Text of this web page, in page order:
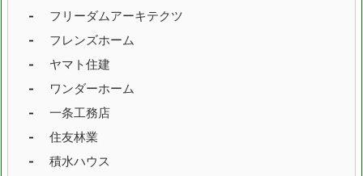
兵庫県
和歌山県
島根県
広島県
徳島県
フリーダムアーキテクツ
フレンズホーム
ヤマト住建
ワンダーホーム
一条工務店
住友林業
積水ハウス